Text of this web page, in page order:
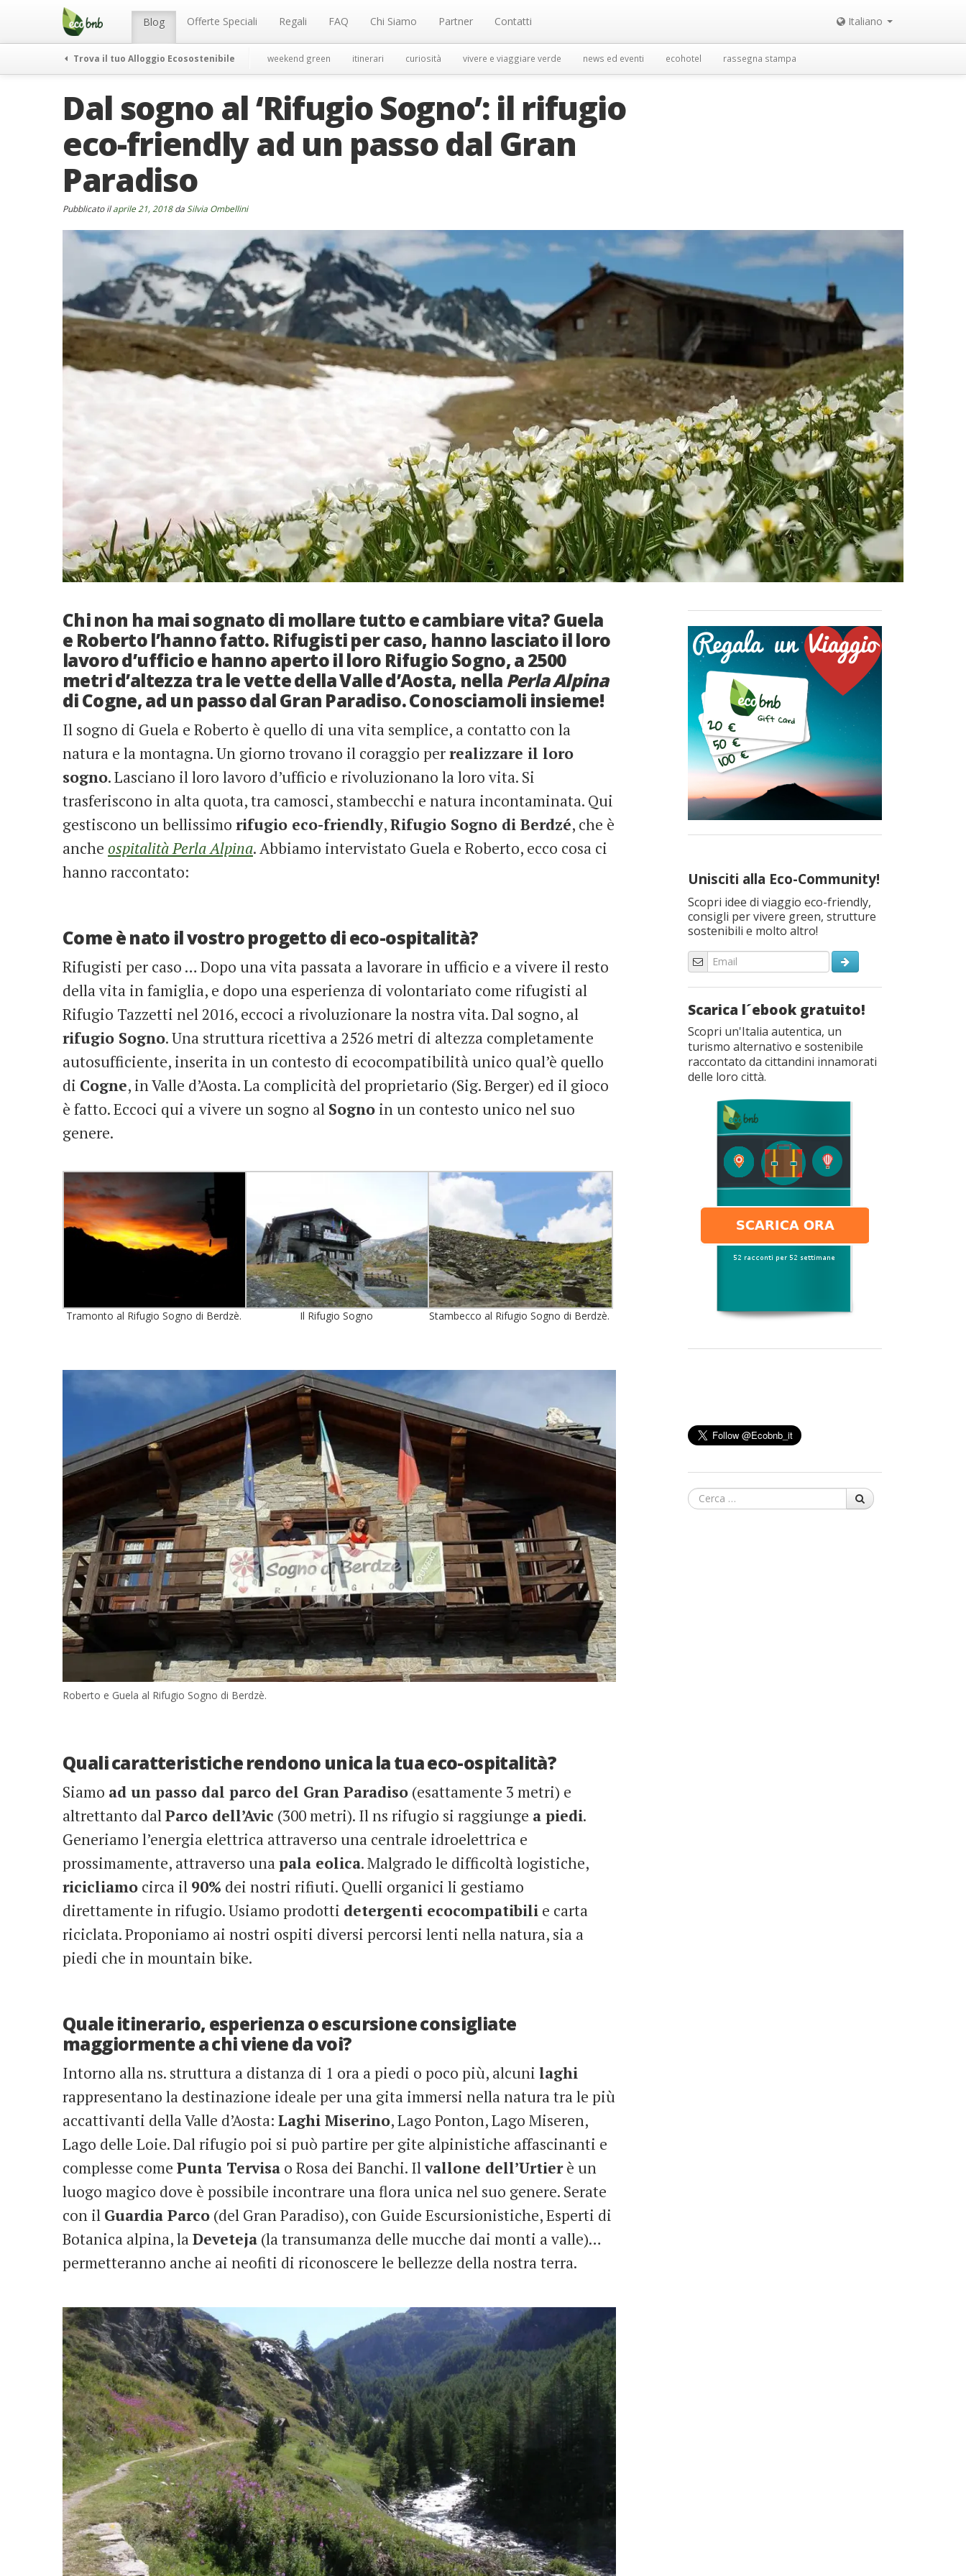
Menu Blog Offerte Speciali Regali FAQ Chi Siamo Partner Contatti Italiano
Trova il tuo Alloggio Ecosostenibile weekend green itinerari curiosità vivere e viaggiare verde news ed eventi ecohotel rassegna stampa
Dal sogno al ‘Rifugio Sogno’: il rifugio
eco-friendly ad un passo dal Gran
Paradiso
Pubblicato ilaprile 21, 2018da Silvia Ombellini
Chi non ha mai sognato di mollare tutto e cambiare vita? Guela
e Roberto l’hanno fatto. Rifugisti per caso, hanno lasciato il loro
lavoro d’ufficio e hanno aperto il loro Rifugio Sogno, a 2500
metri d’altezza tra le vette della Valle d’Aosta, nella Perla Alpina
di Cogne, ad un passo dal Gran Paradiso. Conosciamoli insieme!
Il sogno di Guela e Roberto è quello di una vita semplice, a contatto con la
natura e la montagna. Un giorno trovano il coraggio perrealizzare il loro
sogno. Lasciano il loro lavoro d’ufficio e rivoluzionano la loro vita. Si
trasferiscono in alta quota, tra camosci, stambecchi e natura incontaminata. Qui
gestiscono un bellissimo rifugio eco-friendly,Rifugio Sogno di Berdzé, che è
anche ospitalità Perla Alpina. Abbiamo intervistato Guela e Roberto, ecco cosa ci
hanno raccontato:
Come è nato il vostro progetto di eco-ospitalità?
Rifugisti per caso … Dopo una vita passata a lavorare in ufficio e a vivere il resto
della vita in famiglia, e dopo una esperienza di volontariato come rifugisti al
Rifugio Tazzetti nel 2016, eccoci a rivoluzionare la nostra vita. Dal sogno, al
rifugio Sogno. Una struttura ricettiva a 2526 metri di altezza completamente
autosufficiente, inserita in un contesto di ecocompatibilità unico qual’è quello
di Cogne, in Valle d’Aosta. La complicità del proprietario (Sig. Berger) ed il gioco
è fatto. Eccoci qui a vivere un sogno al Sogno in un contesto unico nel suo
genere.
Tramonto al Rifugio Sogno di Berdzè. Il Rifugio Sogno Stambecco al Rifugio Sogno di Berdzè.
Roberto e Guela al Rifugio Sogno di Berdzè.
Quali caratteristiche rendono unica la tua eco-ospitalità?
Siamo ad un passo dal parco del Gran Paradiso (esattamente 3 metri) e
altrettanto dalParco dell’Avic (300 metri). Il ns rifugio si raggiunge a piedi.
Generiamo l’energia elettrica attraverso una centrale idroelettrica e
prossimamente, attraverso unapala eolica. Malgrado le difficoltà logistiche,
ricicliamo circa il 90% dei nostri rifiuti. Quelli organici li gestiamo
direttamente in rifugio. Usiamo prodotti detergenti ecocompatibili e carta
riciclata. Proponiamo ai nostri ospiti diversi percorsi lenti nella natura, sia a
piedi che in mountain bike.
Quale itinerario, esperienza o escursione consigliate
maggiormente a chi viene da voi?
Intorno alla ns. struttura a distanza di 1 ora a piedi o poco più, alcuni laghi
rappresentano la destinazione ideale per una gita immersi nella natura tra le più
accattivanti della Valle d’Aosta: Laghi Miserino, Lago Ponton, Lago Miseren,
Lago delle Loie. Dal rifugio poi si può partire per gite alpinistiche affascinanti e
complesse come Punta Tervisa o Rosa dei Banchi. Ilvallone dell’Urtierè un
luogo magico dove è possibile incontrare una flora unica nel suo genere. Serate
con il Guardia Parco (del Gran Paradiso), con Guide Escursionistiche, Esperti di
Botanica alpina, laDeveteja (la transumanza delle mucche dai monti a valle)…
permetteranno anche ai neofiti di riconoscere le bellezze della nostra terra.
Unisciti alla Eco-Community!
Scopri idee di viaggio eco-friendly,
consigli per vivere green, strutture
sostenibili e molto altro!
Scarica l´ebook gratuito!
Scopri un'Italia autentica, un
turismo alternativo e sostenibile
raccontato da cittandini innamorati
delle loro città.
Cerca